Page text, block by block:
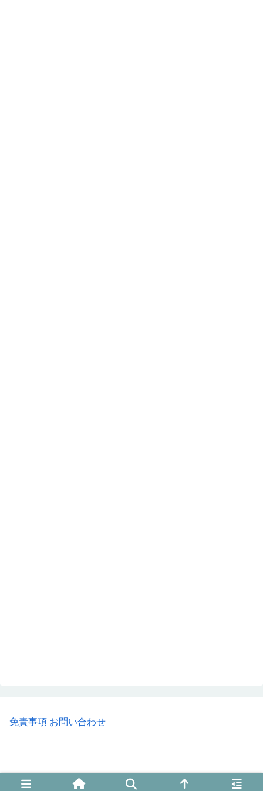
免責事項 お問い合わせ
© 2018 この先 趣味がゲームと言えるまで.